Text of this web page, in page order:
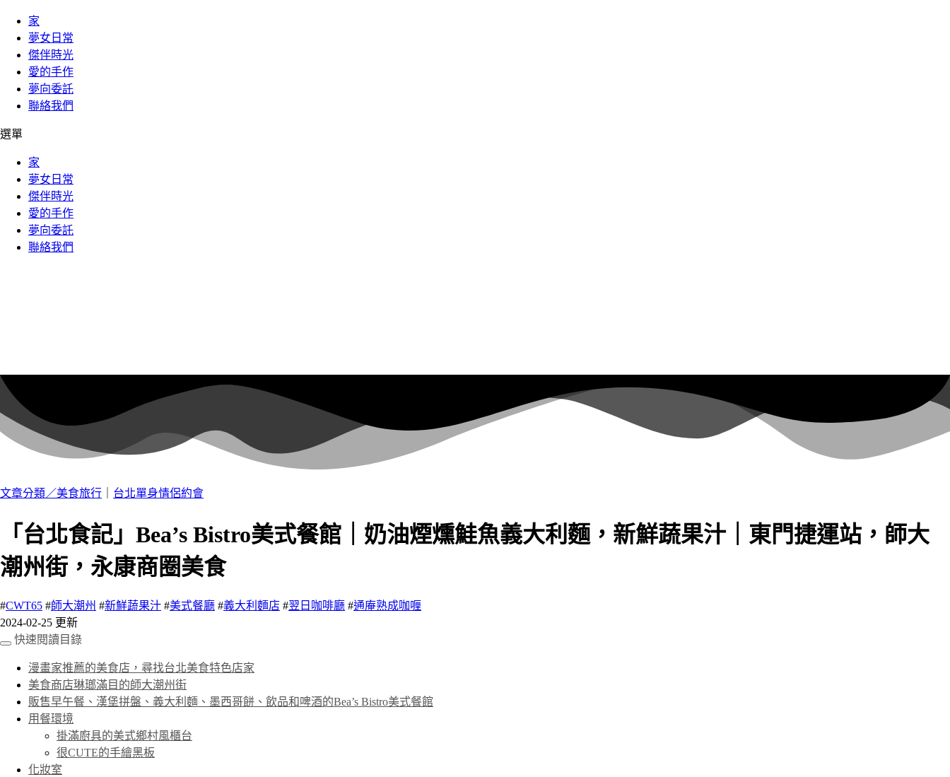
家
夢女日常
傑伴時光
愛的手作
夢向委託
聯絡我們
選單
家
夢女日常
傑伴時光
愛的手作
夢向委託
聯絡我們
文章分類／美食旅行 台北單身情侶約會
「台北食記」Bea’s Bistro美式餐館｜奶油煙燻鮭魚義大利麵，新鮮蔬果汁｜東門捷運站，師大
潮州街，永康商圈美食
#CWT65 #師大潮州 #新鮮蔬果汁 #美式餐廳 #義大利麵店 #翌日咖啡廳 #通庵熟成咖喱
2024-02-25 更新
快速閱讀目錄
漫畫家推薦的美食店，尋找台北美食特色店家
美食商店琳瑯滿目的師大潮州街
販售早午餐、漢堡拼盤、義大利麵、墨西哥餅、飲品和啤酒的Bea’s Bistro美式餐館
用餐環境
掛滿廚具的美式鄉村風櫃台
很CUTE的手繪黑板
化妝室